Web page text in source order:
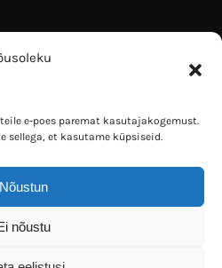
e-poes paremat kasutajakogemust.
sellega, et kasutame küpsiseid.
Nõustun
nõustu